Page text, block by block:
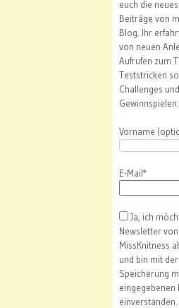
euch die
Beiträge von
Blog. Ihr
von neuen
Aufrufen zum
Teststricken
Challenges und
Gewinnspielen.
Vorname
E-Mail*
Ja, ich
Newsletter von
MissKnitness
und bin mit der
Speicherung
eingegebenen
einverstanden.